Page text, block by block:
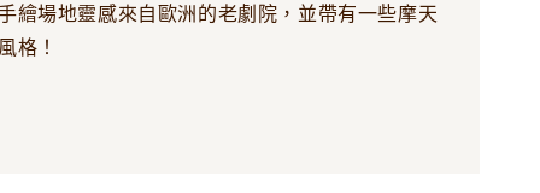
繪場地靈感來自歐洲的老劇院，並帶有一些摩天
格！